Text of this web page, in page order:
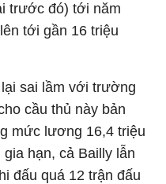
trước đó) tới năm
tới gần 16 triệu
sai lầm với trường
cầu thủ này bản
mức lương 16,4 triệu
hạn, cả Bailly lẫn
đấu quá 12 trận đấu